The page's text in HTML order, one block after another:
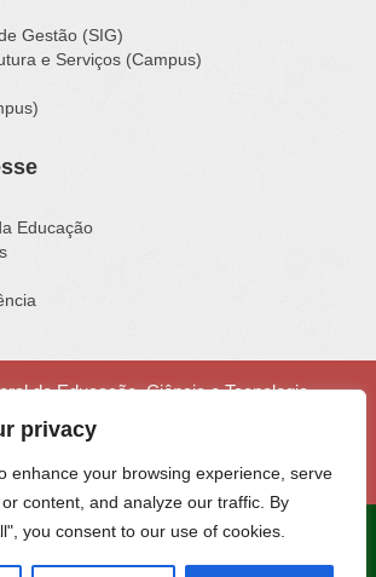
privacy
enhance your browsing experience, serve
content, and analyze our traffic. By
you consent to our use of cookies.
Gestão (SIG)
e Serviços (Campus)
Educação
de Educação, Ciência e Tecnologia
- Campus Luzerna
nº 550, Centro - Luzerna - SC - CEP
000 - Fone (49) 3523-4300